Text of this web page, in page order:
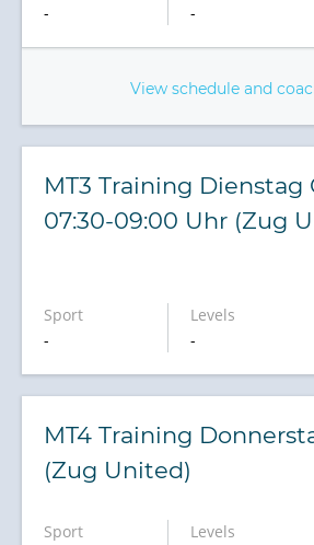
-
-
View schedule and
MT3 Training Dienstag
07:30-09:00 Uhr (Zug
Sport
-
Levels
-
MT4 Training
(Zug United)
Sport
Levels